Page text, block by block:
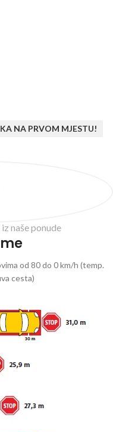
NA PRVOM MJESTU!
naše ponude
od 80 do 0 km/h (temp.
cesta)